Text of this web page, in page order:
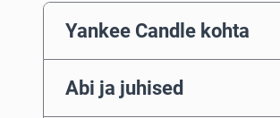
Yankee Candle kohta
Abi ja juhised